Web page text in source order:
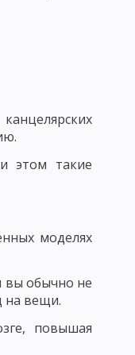
этом такие
моделях
вы обычно не
на вещи.
повышая